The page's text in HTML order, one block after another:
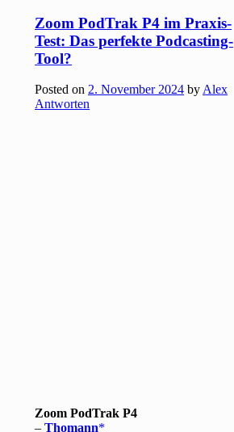
Zoom PodTrak P4 im Praxis-
Test: Das perfekte Podcasting-
Tool?
Posted on 2. November 2024 by Alex
Antworten
Zoom PodTrak P4
–Thomann